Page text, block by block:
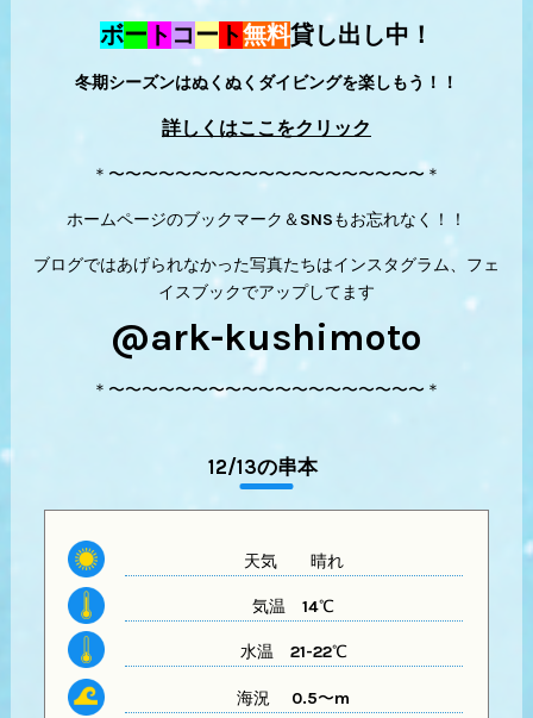
ボー ト コー ト無料貸し出し中！
冬期シーズンはぬくぬくダイビングを楽しもう！！
詳しくはここをクリック
＊〜〜〜〜〜〜〜〜〜〜〜〜〜〜〜〜〜〜〜＊
ホームページのブックマーク＆SNSもお忘れなく！！
ブログではあげられなかった写真たちはインスタグラム、フェ
イスブックでアップしてます
@ark-kushimoto
＊〜〜〜〜〜〜〜〜〜〜〜〜〜〜〜〜〜〜〜＊
12/13の串本
天気 晴れ
気温 14℃
水温 21-22℃
海況 0.5〜m